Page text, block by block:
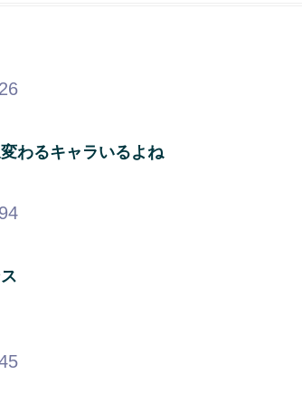
わるキャラいるよね